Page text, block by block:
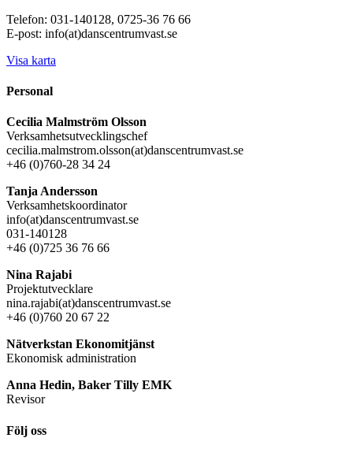
Telefon: 031-140128, 0725-36 76 66
E-post: info(at)danscentrumvast.se
Visa karta
Personal
Cecilia Malmström Olsson
Verksamhetsutvecklingschef
cecilia.malmstrom.olsson(at)danscentrumvast.se
+46 (0)760-28 34 24
Tanja Andersson
Verksamhetskoordinator
info(at)danscentrumvast.se
031-140128
+46 (0)725 36 76 66
Nina Rajabi
Projektutvecklare
nina.rajabi(at)danscentrumvast.se
+46 (0)760 20 67 22
Nätverkstan Ekonomitjänst
Ekonomisk administration
Anna Hedin, Baker Tilly EMK
Revisor
Följ oss